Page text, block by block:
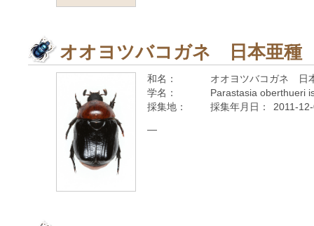
オオヨツバコガネ 日本亜種
和名：
オオヨツバコガネ 日
学名：
Parastasia oberthueri
採集地：
採集年月日： 2011-
—